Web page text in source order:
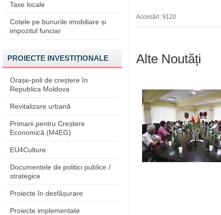
Taxe locale
Cotele pe bunurile imobiliare și
impozitul funciar
PROIECTE INVESTIȚIONALE
Orașe-poli de creștere în
Republica Moldova
Revitalizare urbană
Primarii pentru Creștere
Economică (M4EG)
EU4Culture
Documentele de politici publice /
strategice
Proiecte în desfășurare
Proiecte implementate
Accesări: 9120
Alte Noutăți